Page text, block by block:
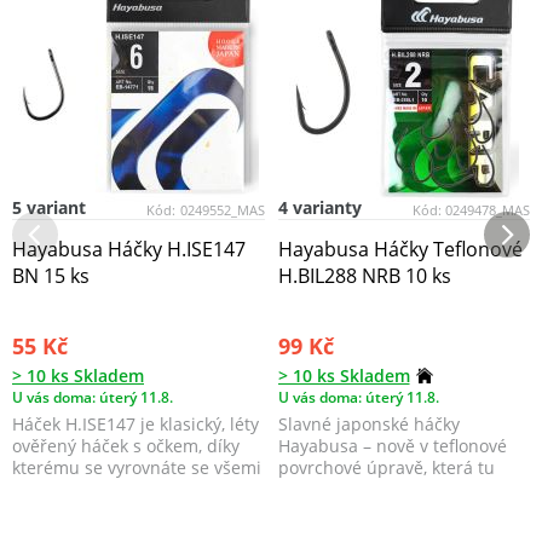
Kód: 0249552_MAS
5 variant
Hayabusa Háčky H.ISE147
BN 15 ks
55 Kč
> 10 ks Skladem
U vás doma: úterý 11.8.
Háček H.ISE147 je klasický, léty
ověřený háček s očkem, díky
kterému se vyrovnáte se všemi
Kód: 0249478_MAS
4 varianty
Hayabusa Háčky Teflonové
H.BIL288 NRB 10 ks
99 Kč
> 10 ks Skladem
U vás doma: úterý 11.8.
Slavné japonské háčky
Hayabusa – nově v teflonové
povrchové úpravě, která tu